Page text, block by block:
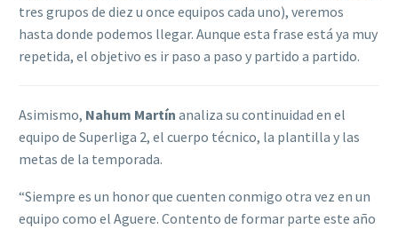
tres grupos de diez u once equipos cada uno), veremos
hasta donde podemos llegar. Aunque esta frase está ya muy
repetida, el objetivo es ir paso a paso y partido a partido.
Asimismo, Nahum Martín analiza su continuidad en el
equipo de Superliga 2, el cuerpo técnico, la plantilla y las
metas de la temporada.
“Siempre es un honor que cuenten conmigo otra vez en un
equipo como el Aguere. Contento de formar parte este año